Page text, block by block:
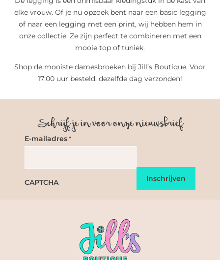
elke vrouw. Of je nu opzoek bent naar een basic legging
of naar een legging met een print, wij hebben hem in
onze collectie. Ze zijn perfect te combineren met een
mooie top of tuniek.
Shop de mooiste damesbroeken bij Jill’s Boutique. Voor
17:00 uur besteld, dezelfde dag verzonden!
Schrijf je in voor onze nieuwsbrief
E-mailadres *
CAPTCHA